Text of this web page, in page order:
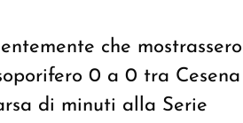
che mostrassero
0 a 0 tra Cesena
di minuti alla Serie